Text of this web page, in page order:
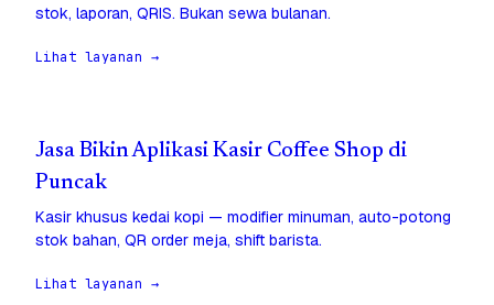
stok, laporan, QRIS. Bukan sewa bulanan.
Lihat layanan →
Jasa Bikin Aplikasi Kasir Coffee Shop di
Puncak
Kasir khusus kedai kopi — modifier minuman, auto-potong
stok bahan, QR order meja, shift barista.
Lihat layanan →